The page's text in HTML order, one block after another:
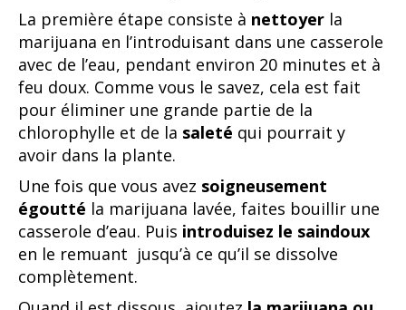
La première étape consiste à nettoyer la
marijuana en l’introduisant dans une casserole
avec de l’eau, pendant environ 20 minutes et à
feu doux. Comme vous le savez, cela est fait
pour éliminer une grande partie de la
chlorophylle et de la saleté qui pourrait y
avoir dans la plante.
Une fois que vous avez soigneusement
égoutté la marijuana lavée, faites bouillir une
casserole d’eau. Puis introduisez le saindoux
en le remuant jusqu’à ce qu’il se dissolve
complètement.